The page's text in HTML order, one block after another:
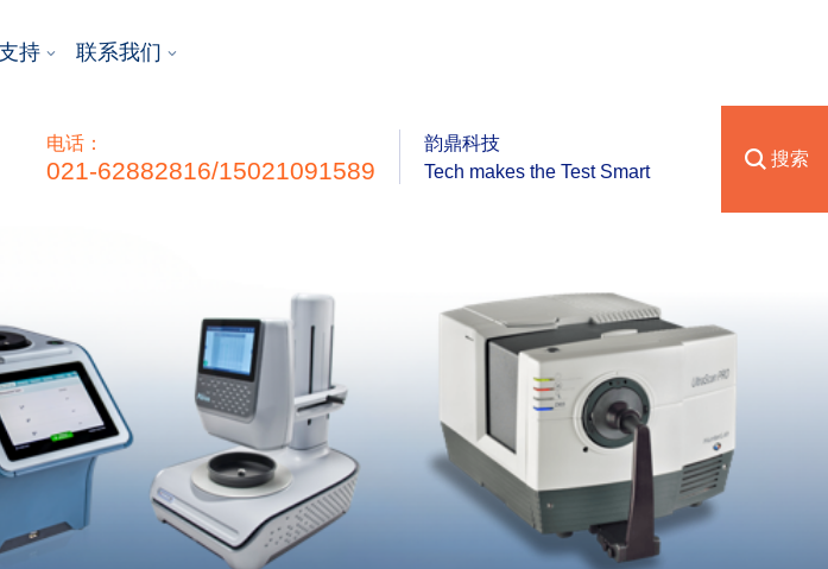
持 联系我们
电话：
021-62882816/15021091589
韵鼎科技
Tech makes the Test Smart
搜索